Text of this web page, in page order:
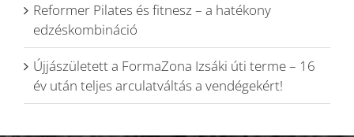
Reformer Pilates és fitnesz – a hatékony
edzéskombináció
Újjászületett a FormaZona Izsáki úti terme – 16
év után teljes arculatváltás a vendégekért!